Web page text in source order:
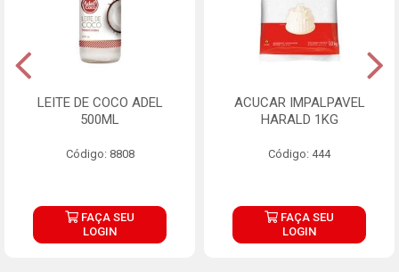
LEITE DE COCO ADEL
500ML
Código: 8808
FAÇA SEU
LOGIN
ACUCAR IMPALPAVEL
HARALD 1KG
Código: 444
FAÇA SEU
LOGIN